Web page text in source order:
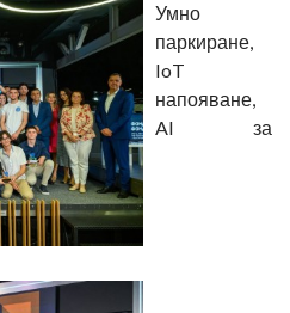
Умно
паркиране,
IoT
напояване,
AI за